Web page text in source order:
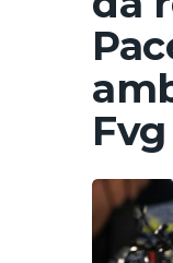
News
Fvg